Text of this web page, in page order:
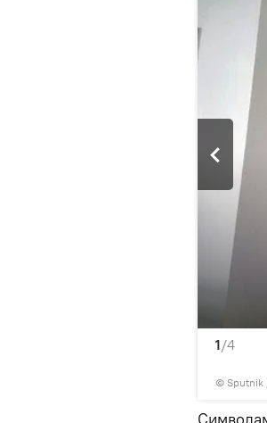
1/4
© Sputnik